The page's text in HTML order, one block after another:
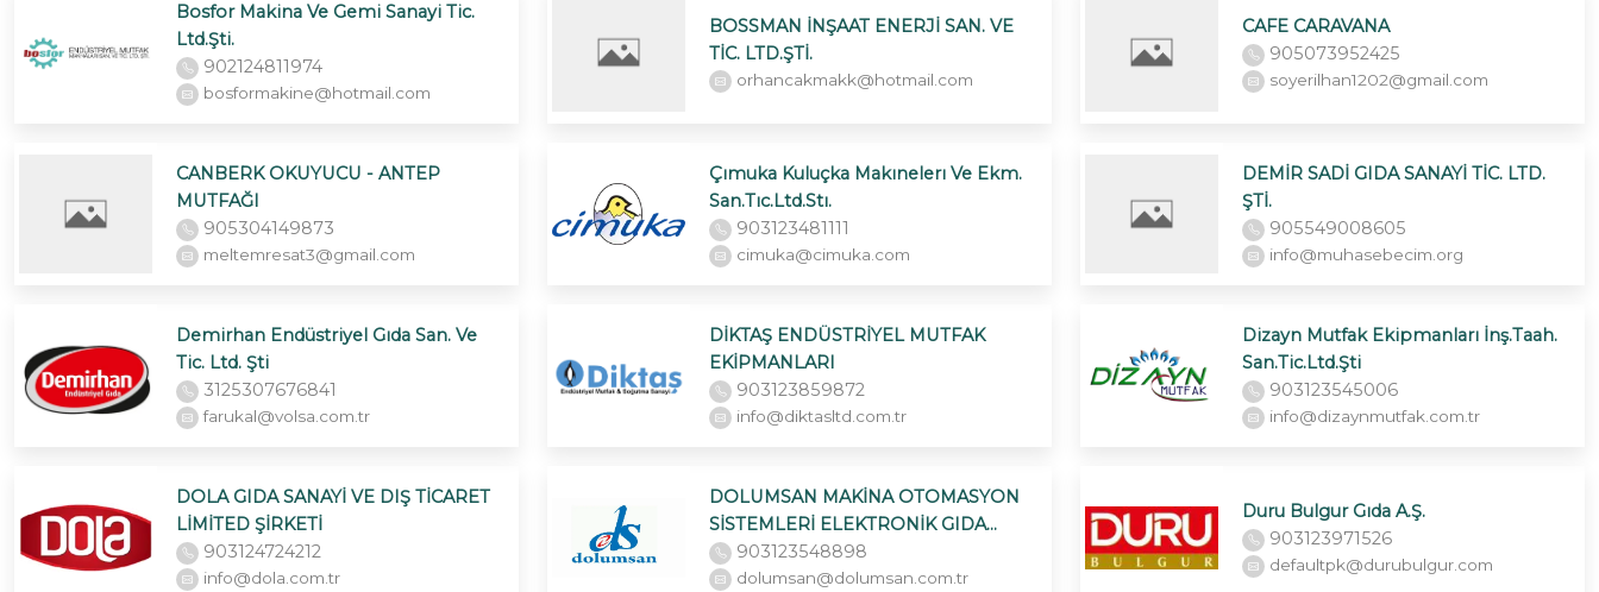
Bosfor Makina Ve Gemi Sanayi Tic.
Ltd.Şti.
902124811974
bosformakine@hotmail.com
BOSSMAN İNŞAAT ENERJİ SAN. VE
TİC. LTD.ŞTİ.
orhancakmakk@hotmail.com
CAFE CARAVANA
905073952425
soyerilhan1202@gmail.com
CANBERK OKUYUCU - ANTEP
MUTFAĞI
905304149873
meltemresat3@gmail.com
Çımuka Kuluçka Makınelerı Ve Ekm.
San.Tıc.Ltd.Stı.
903123481111
cimuka@cimuka.com
DEMİR SADİ GIDA SANAYİ TİC. LTD.
ŞTİ.
905549008605
info@muhasebecim.org
Demirhan Endüstriyel Gıda San. Ve
Tic. Ltd. Şti
3125307676841
farukal@volsa.com.tr
DİKTAŞ ENDÜSTRİYEL MUTFAK
EKİPMANLARI
903123859872
info@diktasltd.com.tr
Dizayn Mutfak Ekipmanları İnş.Taah.
San.Tic.Ltd.Şti
903123545006
info@dizaynmutfak.com.tr
DOLA GIDA SANAYİ VE DIŞ TİCARET
LİMİTED ŞİRKETİ
903124724212
info@dola.com.tr
DOLUMSAN MAKİNA OTOMASYON
SİSTEMLERİ ELEKTRONİK GIDA
PAZARLAMA İML. İTH. İHR. SAN. TİC.
LTD. ŞTİ.
903123548898
dolumsan@dolumsan.com.tr
Duru Bulgur Gıda A.Ş.
903123971526
defaultpk@durubulgur.com